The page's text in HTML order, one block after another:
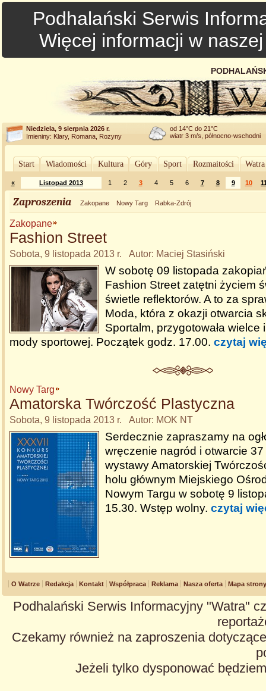
Podhalański Serwis
Więcej informacji w
Niedziela, 9 sierpnia 2026 r.
Imieniny: Klary, Romana, Rozyny
od 14°C do 21°C
wiatr 3 m/s, północno-wschodni
Start Wiadomości Kultura Góry Sport Rozmaitości
« Listopad 2013 1 2 3 4 5 6 7 8 9 10
Zaproszenia Zakopane Nowy Targ Rabka-Zdrój
Zakopane
Fashion Street
Sobota, 9 listopada 2013 r. Autor: Maciej Stasiński
W sobotę 09 listopada
Fashion Street zatętni życiem
świetle reflektorów. A to za
Moda, która z okazji otwarcia
Sportalm, przygotowała
mody sportowej. Początek godz. 17.00. czytaj
Nowy Targ
Amatorska Twórczość Plastyczna
Sobota, 9 listopada 2013 r. Autor: MOK NT
Serdecznie zapraszamy na
wręczenie nagród i otwarcie
wystawy Amatorskiej
holu głównym Miejskiego
Nowym Targu w sobotę 9
15.30. Wstęp wolny. czytaj
O Watrze Redakcja Kontakt Współpraca Reklama Nasza oferta Mapa strony
Podhalański Serwis Informacyjny "Watra"
Czekamy również na zaproszenia
Jeżeli tylko dysponować